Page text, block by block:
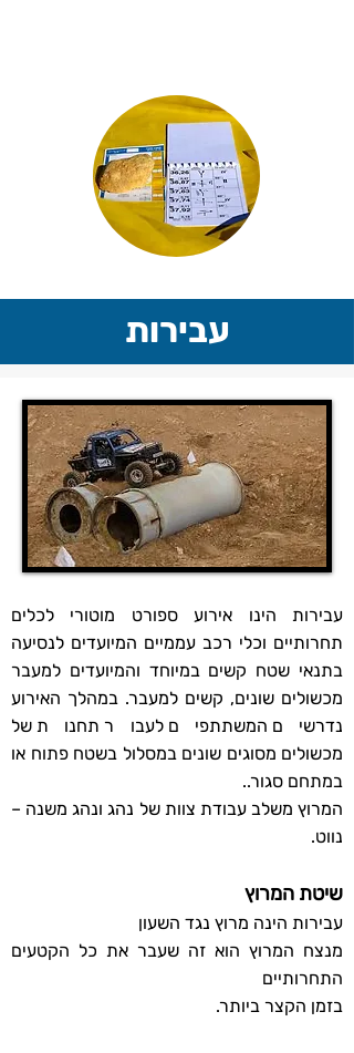
עבירות
עבירות הינו אירוע ספורט מוטורי לכלים
תחרותיים וכלי רכב עממיים המיועדים לנסיעה
בתנאי שטח קשים במיוחד והמיועדים למעבר
מכשולים שונים, קשים למעבר. במהלך האירוע
נדרשים המשתתפים לעבור תחנות של
מכשולים מסוגים שונים במסלול בשטח פתוח או
במתחם סגור..
המרוץ משלב עבודת צוות של נהג ונהג משנה –
נווט.
שיטת המרוץ
עבירות הינה מרוץ נגד השעון
מנצח המרוץ הוא זה שעבר את כל הקטעים
התחרותיים
בזמן הקצר ביותר.